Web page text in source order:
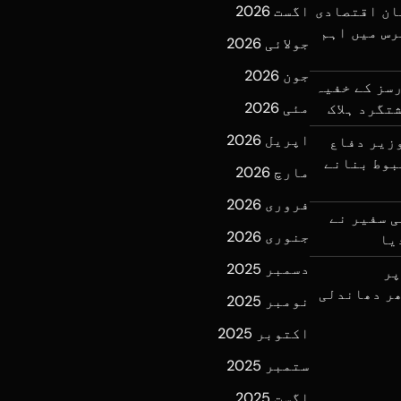
اقتصادی
میں اہم
کے خفیہ
دفاع
بنانے
سفیر نے
دھاندلی
اگست 2026
جولائی 2026
جون 2026
مئی 2026
اپریل 2026
مارچ 2026
فروری 2026
جنوری 2026
دسمبر 2025
نومبر 2025
اکتوبر 2025
ستمبر 2025